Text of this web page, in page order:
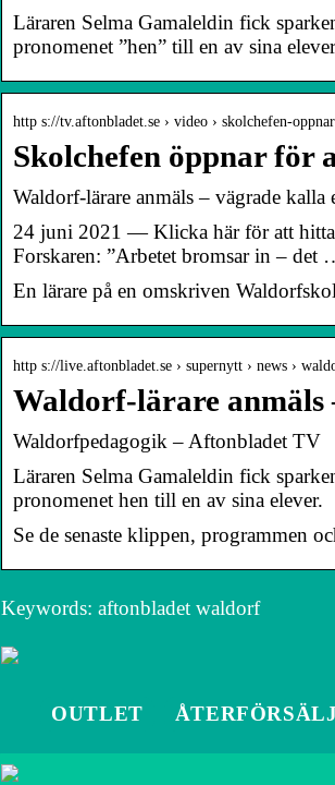
Läraren Selma Gamaleldin fick
pronomenet ”hen” till en av sina
http s://tv.aftonbladet.se › video › skolchefen-
Skolchefen öppnar
Waldorf-lärare anmäls – vägrade
24 juni 2021 — Klicka här för att hitta
Forskaren: ”Arbetet bromsar in – det
En lärare på en omskriven
http s://live.aftonbladet.se › supernytt › news ›
Waldorf-lärare anmäls
Waldorfpedagogik – Aftonbladet TV
Läraren Selma Gamaleldin fick
pronomenet hen till en av sina elever.
Se de senaste klippen, programmen
Keywords: aftonbladet waldorf
OUTLET